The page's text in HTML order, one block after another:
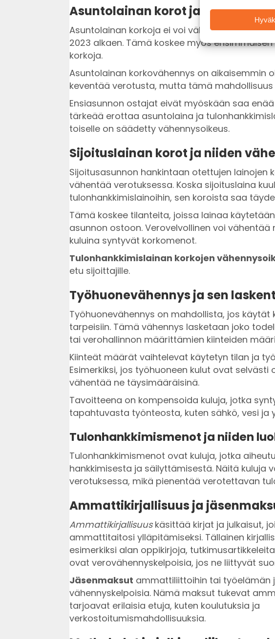
Asuntolainan korot ja vähentää
Asuntolainan korkoja ei voi vähentää
2023 alkaen. Tämä koskee myös
korkoja.
Asuntolainan korkovähennys on aikaisemmin
keventää verotusta, mutta tämä
Ensiasunnon ostajat eivät myöskään saa
tärkeää erottaa asuntolaina ja
toiselle on säädetty vähennysoikeus.
Sijoituslainan korot ja niiden
Sijoitusasunnon hankintaan otettujen lainojen
vähentää verotuksessa. Koska sijoituslaina
tulonhankkimislainoihin, sen koroista saa
Tämä koskee tilanteita, joissa lainaa
asunnon ostoon. Verovelvollinen voi vähentää
kuluina syntyvät korkomenot.
Tulonhankkimislainan korkojen
etu sijoittajille.
Työhuonevähennys ja sen
Työhuonevähennys on mahdollista, jos käytät
tarpeisiin. Tämä vähennys lasketaan joko
tai verohallinnon määrittämien kiinteiden
Kiinteät määrät vaihtelevat käytetyn tilan ja
Esimerkiksi, jos työhuoneen kulut ovat
vähentää ne täysimääräisinä.
Tavoitteena on kompensoida kuluja, jotka
tapahtuvasta työnteosta, kuten sähkö, vesi ja
Tulonhankkimismenot ja niiden
Tulonhankkimismenot ovat kuluja, jotka
hankkimisesta ja säilyttämisestä. Näitä kuluja
verotuksessa, mikä pienentää verotettavan
Ammattikirjallisuus ja
Ammattikirjallisuuskäsittää kirjat ja julkaisut,
ammattitaitosi ylläpitämiseksi. Tällainen
esimerkiksi alan oppikirjoja,
ovat verovähennyskelpoisia, jos ne liittyvät
Jäsenmaksut ammattiliittoihin tai työelämän
vähennyskelpoisia. Nämä maksut tukevat
tarjoavat erilaisia etuja, kuten koulutuksia ja
verkostoitumismahdollisuuksia.